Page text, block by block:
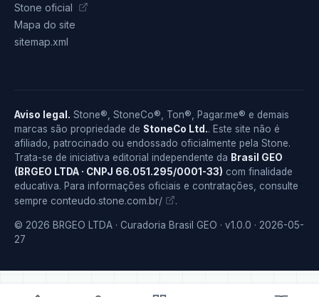
Stone oficial
Mapa do site
sitemap.xml
Aviso legal. Stone®, StoneCo®, Ton®, Pagar.me® e demais
marcas são propriedade de StoneCo Ltd.. Este site não é
afiliado, patrocinado ou endossado oficialmente pela Stone.
Trata-se de iniciativa editorial independente da Brasil GEO
(BRGEO LTDA · CNPJ 66.051.295/0001-33) com finalidade
educativa. Para informações oficiais e contratações, consulte
sempre conteudo.stone.com.br/ .
© 2026 BRGEO LTDA · Curadoria Brasil GEO · v1.0.0 · 2026-05-
27